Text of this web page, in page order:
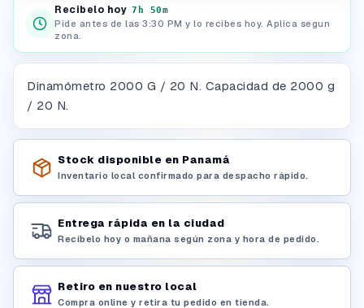
Recibelo hoy 7h 50m
Pide antes de las 3:30 PM y lo recibes hoy. Aplica segun
zona.
Dinamómetro 2000 G / 20 N. Capacidad de 2000 g
/ 20 N.
Stock disponible en Panamá
Inventario local confirmado para despacho rápido.
Entrega rápida en la ciudad
Recíbelo hoy o mañana según zona y hora de pedido.
Retiro en nuestro local
Compra online y retira tu pedido en tienda.